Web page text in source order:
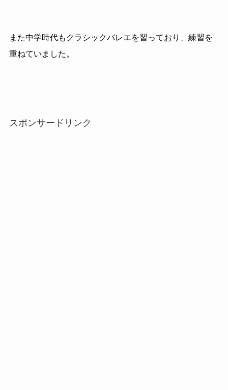
また中学時代もクラシックバレエを習っており、練習を
重ねていました。
スポンサードリンク